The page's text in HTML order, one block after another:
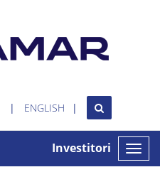
ENGLISH
Toggle
Investitori